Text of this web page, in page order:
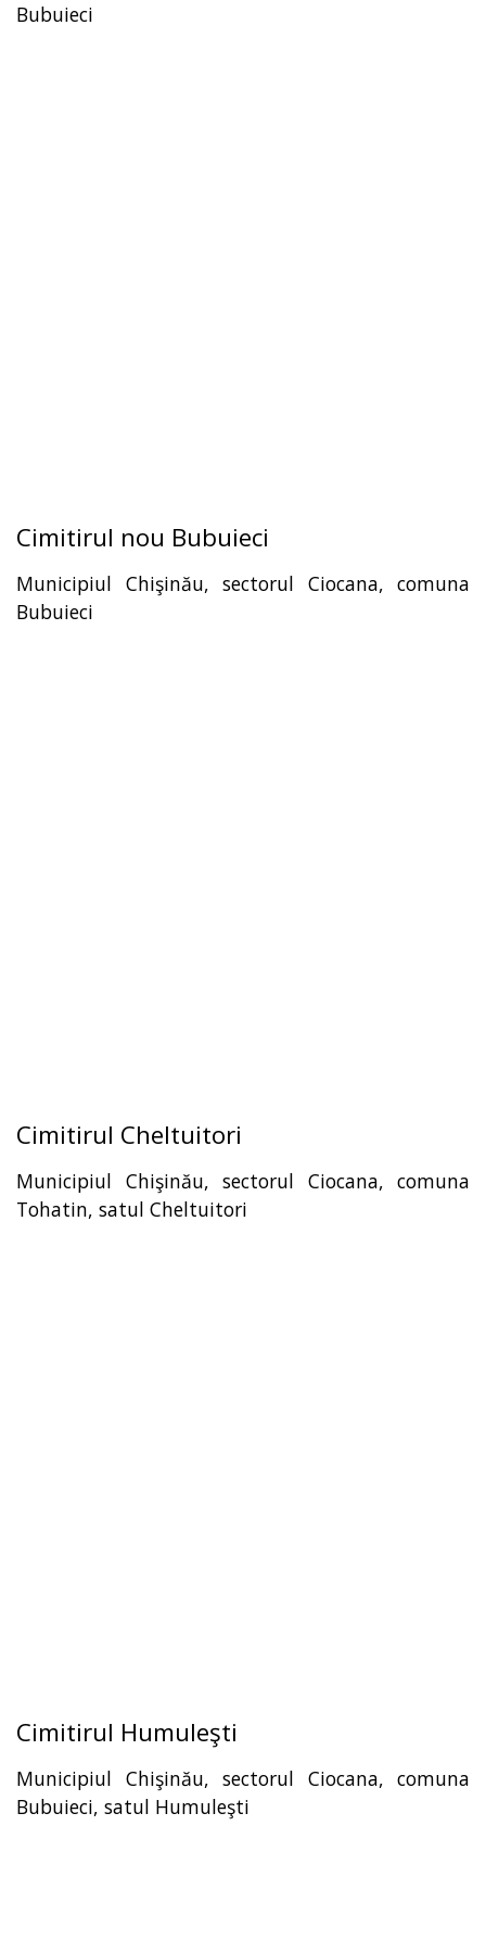
Bubuieci
Cimitirul nou Bubuieci
Municipiul Chişinău, sectorul Ciocana, comuna
Bubuieci
Cimitirul Cheltuitori
Municipiul Chişinău, sectorul Ciocana, comuna
Tohatin, satul Cheltuitori
Cimitirul Humuleşti
Municipiul Chişinău, sectorul Ciocana, comuna
Bubuieci, satul Humuleşti